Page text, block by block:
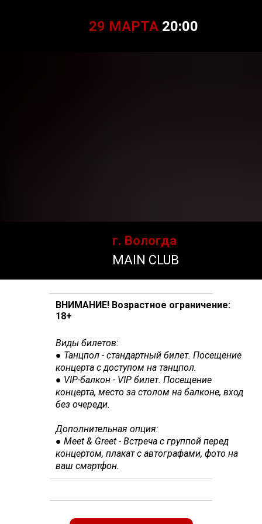
29 МАРТА 20:00
г. Вологда
MAIN CLUB
ВНИМАНИЕ! Возрастное ограничение:
18+
Виды билетов:
● Танцпол - стандартный билет. Посещение
концерта с доступом на танцпол.
● VIP-балкон - VIP билет. Посещение
концерта, место за столом на балконе, вход
без очереди.
Дополнительная опция:
● Meet & Greet - Встреча с группой перед
концертом, плакат с автографами, фото на
ваш смартфон.